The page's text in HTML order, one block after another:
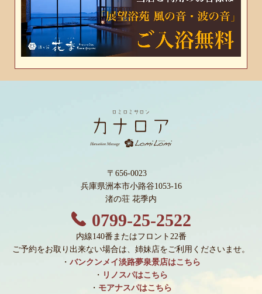
〒656-0023
兵庫県洲本市小路谷1053-16
渚の荘 花季内
0799-25-2522
内線140番またはフロント22番
ご予約をお取り出来ない場合は、姉妹店をご利用くださいませ。
・ バンクンメイ淡路夢泉景店はこちら
・ リノスパはこちら
・ モアナスパはこちら